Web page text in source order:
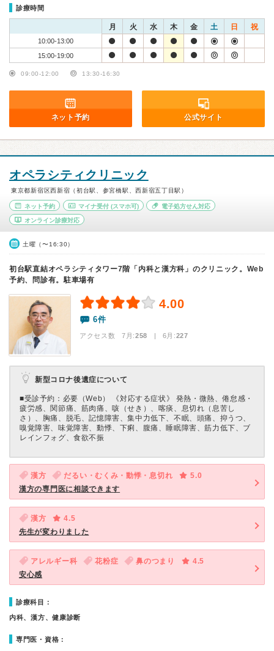
診療時間
月 火 水 木 金 土 日 祝
10:00-13:00
15:00-19:00
09:00-12:00 13:30-16:30
ネット予約 公式サイト
オペラシティクリニック
東京都新宿区西新宿（初台駅、参宮橋駅、西新宿五丁目駅）
ネット予約 マイナ受付(スマホ可) 電子処方せん対応
オンライン診療対応
土曜（〜16:30）
初台駅直結オペラシティタワー7階「内科と漢方科」のクリニック。Web
予約、問診有。駐車場有
4.00
6件
アクセス数 7月:258 | 6月:227
新型コロナ後遺症について
■受診予約：必要（Web） 《対応する症状》 発熱・微熱、倦怠感・
疲労感、関節痛、筋肉痛、咳（せき）、喀痰、息切れ（息苦し
さ）、胸痛、脱毛、記憶障害、集中力低下、不眠、頭痛、抑うつ、
嗅覚障害、味覚障害、動悸、下痢、腹痛、睡眠障害、筋力低下、ブ
レインフォグ、食欲不振
漢方 だるい・むくみ・動悸・息切れ
5.0
漢方の専門医に相談できます
漢方
4.5
先生が変わりました
アレルギー科 花粉症 鼻のつまり
4.5
安心感
診療科目：
内科、漢方、健康診断
専門医・資格：